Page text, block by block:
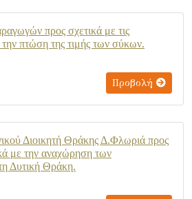
προς σχετικά με τις
την πτώση της τιμής των σύκων.
Προβολή
Διοικητή Θράκης Δ.Φλωριά προς
με την αναχώρηση των
Δυτική Θράκη.